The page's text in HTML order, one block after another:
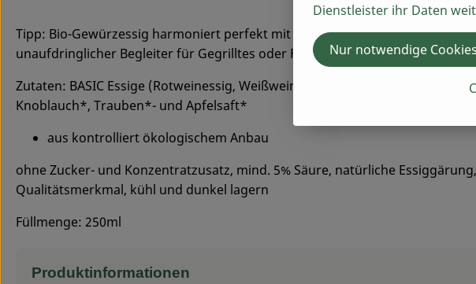
Tipp: Bio-Gewürzessig harmoniert perfekt mit Kürbissuppe, dient als
unaufdringlicher Begleiter für Gegrilltes oder Fisch.
Zutaten: BASIC Essige (Rotweinessig, Weißweinessig)*, getrocknete
Knoblauch*, Trauben*- und Apfelsaft*
aus kontrolliert ökologischem Anbau
ohne Zucker- und Konzentratzusatz, mind. 5% Säure, natürliche
Qualitätsmerkmal, kühl und dunkel lagern
Füllmenge: 250ml
Produktinformationen
Dienstleister ihr Daten
Nur notwendige